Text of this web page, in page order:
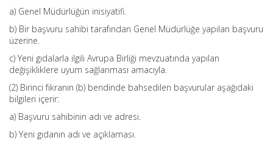
a) Genel Müdürlüğün inisiyatifi.
b) Bir başvuru sahibi tarafından Genel Müdürlüğe yapılan başvuru
üzerine.
c) Yeni gıdalarla ilgili Avrupa Birliği mevzuatında yapılan
değişikliklere uyum sağlanması amacıyla.
(2) Birinci fıkranın (b) bendinde bahsedilen başvurular aşağıdaki
bilgileri içerir:
a) Başvuru sahibinin adı ve adresi.
b) Yeni gıdanın adı ve açıklaması.